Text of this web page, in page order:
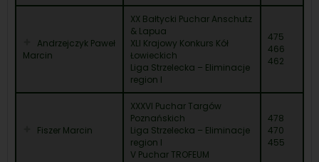
Andrzejczyk Paweł
Marcin
XX Bałtycki Puchar Anschutz
& Lapua
XLI Krajowy Konkurs Kół
Łowieckich
Liga Strzelecka – Eliminacje
region I
475
466
462
Fiszer Marcin
XXXVI Puchar Targów
Poznańskich
Liga Strzelecka – Eliminacje
region I
V Puchar TROFEUM
478
470
455